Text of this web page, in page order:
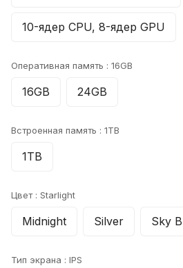
10-ядер CPU, 8-ядер GPU
Оперативная память : 16GB
16GB 24GB
Встроенная память : 1TB
1TB
Цвет : Starlight
Midnight Silver Sky
Тип экрана : IPS